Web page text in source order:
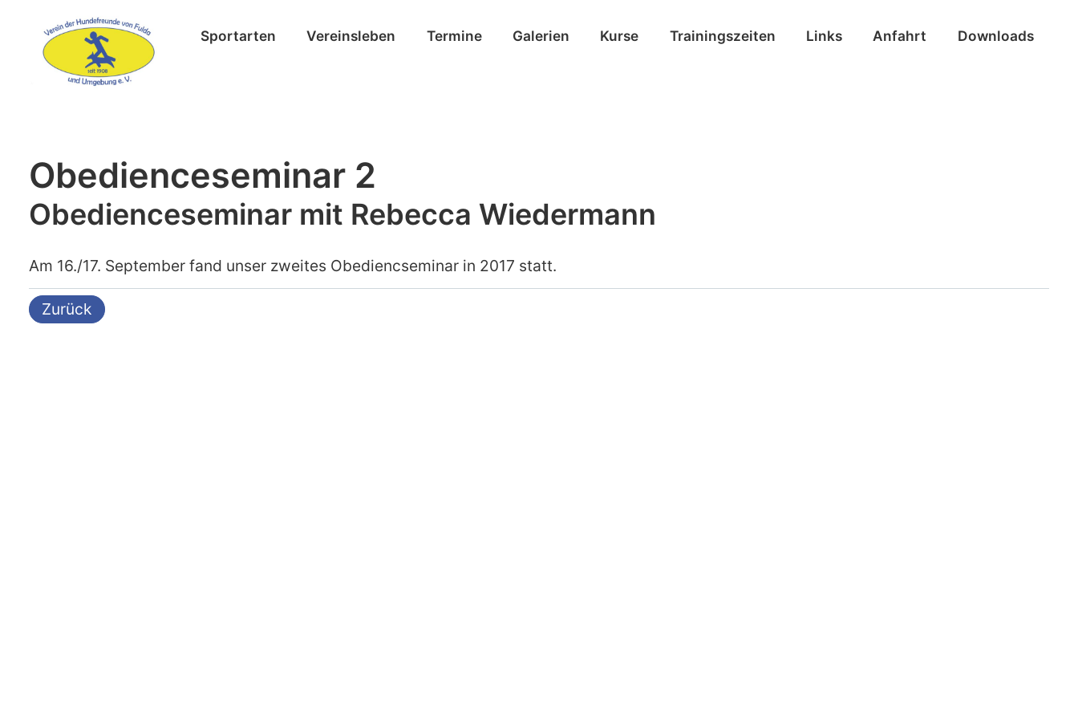
Sportarten Vereinsleben Termine Galerien Kurse Trainingszeiten Links Anfahrt Downloads
Obedienceseminar 2
Obedienceseminar mit Rebecca Wiedermann
Am 16./17. September fand unser zweites Obediencseminar in 2017 statt.
Zurück